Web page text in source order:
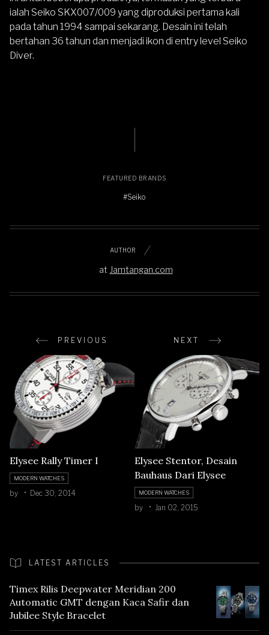
ialah Seiko SKX007/009 yang diproduksi pertama kali
pada tahun 1994 sampai sekarang. Desain ini telah
bertahan 36 tahun dan menjadi ikon di entry level Seiko
Diver.
FEATURED BRANDS
#Seiko
AUTHOR
at Jamtangan.com
PREVIOUS NEXT
Elysee Rally Timer I
MODERN WATCHES
by Dec 30, 2014
Elysee Stentor, Desain
Bauhaus Dari Elysee
MODERN WATCHES
by Jan 02, 2015
LATEST ARTICLES
Timex Rilis Deepwater Meridian 200
Automatic GMT dengan Kaca Safir dan
Jubilee Style Bracelet